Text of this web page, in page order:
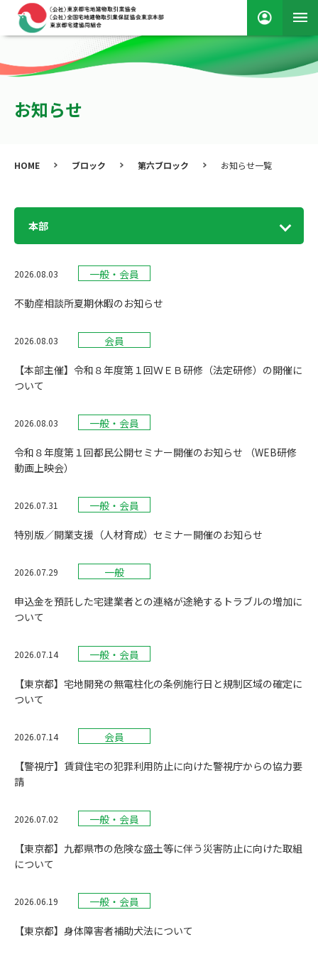
お知らせ
HOME ブロック 第六ブロック お知らせ一覧
本部
2026.08.03 一般・会員
不動産相談所夏期休暇のお知らせ
2026.08.03 会員
【本部主催】令和８年度第１回ＷＥＢ研修（法定研修）の開催に
ついて
2026.08.03 一般・会員
令和８年度第１回都民公開セミナー開催のお知らせ （WEB研修
動画上映会）
2026.07.31 一般・会員
特別版／開業支援（人材育成）セミナー開催のお知らせ
2026.07.29 一般
申込金を預託した宅建業者との連絡が途絶するトラブルの増加に
ついて
2026.07.14 一般・会員
【東京都】宅地開発の無電柱化の条例施行日と規制区域の確定に
ついて
2026.07.14 会員
【警視庁】賃貸住宅の犯罪利用防止に向けた警視庁からの協力要
請
2026.07.02 一般・会員
【東京都】九都県市の危険な盛土等に伴う災害防止に向けた取組
について
2026.06.19 一般・会員
【東京都】身体障害者補助犬法について